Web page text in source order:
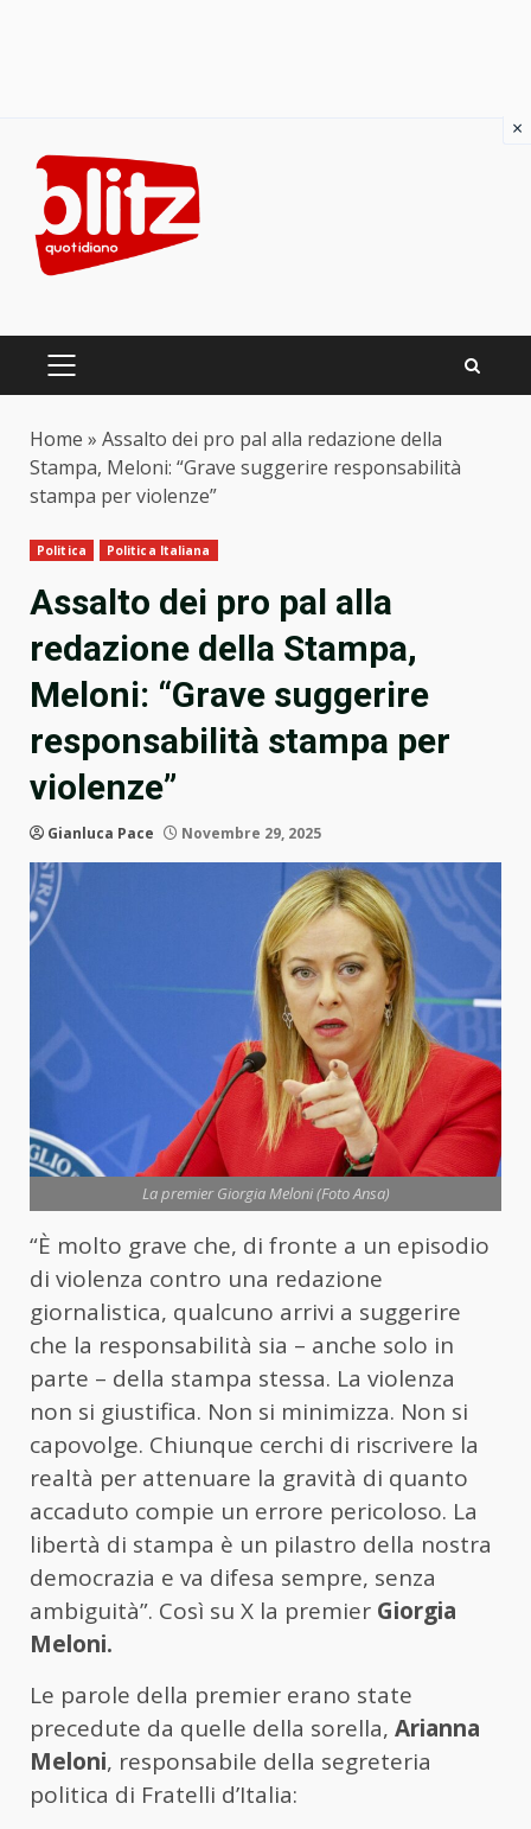
content
PRIMARY
Home » Assalto dei pro pal alla redazione della
Stampa, Meloni: “Grave suggerire responsabilità
stampa per violenze”
Politica Politica Italiana
Assalto dei pro pal alla
redazione della Stampa,
Meloni: “Grave suggerire
responsabilità stampa per
violenze”
Gianluca Pace Novembre 29, 2025
La premier Giorgia Meloni (Foto Ansa)
“È molto grave che, di fronte a un episodio
di violenza contro una redazione
giornalistica, qualcuno arrivi a suggerire
che la responsabilità sia – anche solo in
parte – della stampa stessa. La violenza
non si giustifica. Non si minimizza. Non si
capovolge. Chiunque cerchi di riscrivere la
realtà per attenuare la gravità di quanto
accaduto compie un errore pericoloso. La
libertà di stampa è un pilastro della nostra
democrazia e va difesa sempre, senza
ambiguità”. Così su X la premier Giorgia
Meloni.
Le parole della premier erano state
precedute da quelle della sorella, Arianna
Meloni, responsabile della segreteria
politica di Fratelli d’Italia:
×